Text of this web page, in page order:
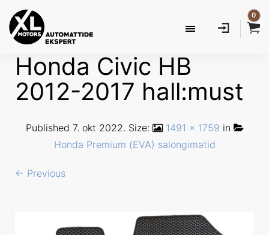
0
Honda Civic HB
2012-2017 hall:must
Published 7. okt 2022. Size: 1491 × 1759 in
Honda Premium (EVA) salongimatid
← Previous